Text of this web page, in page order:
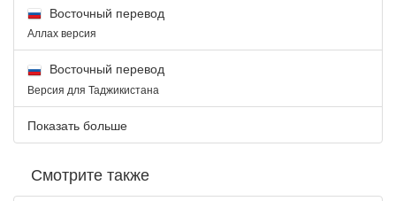
Восточный перевод
Аллах версия
Восточный перевод
Версия для Таджикистана
Показать больше
Смотрите также